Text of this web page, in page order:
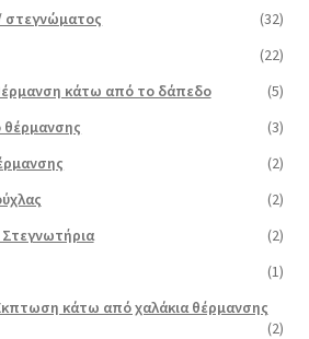
στεγνώματος
(32)
(22)
κάτω από το δάπεδο
(5)
θέρμανσης
(3)
(2)
(2)
(2)
(1)
κάτω από χαλάκια θέρμανσης
(2)